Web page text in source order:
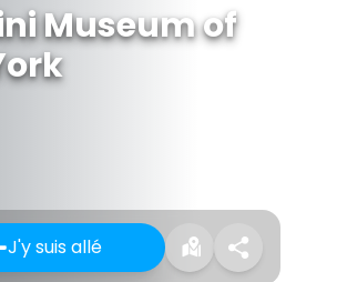
Museum of
J'y suis allé